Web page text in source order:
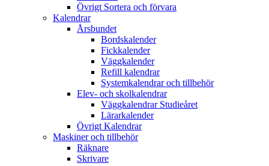
Övrigt Sortera och förvara
Kalendrar
Årsbundet
Bordskalender
Fickkalender
Väggkalender
Refill kalendrar
Systemkalendrar och tillbehör
Elev- och skolkalendrar
Väggkalendrar Studieåret
Lärarkalender
Övrigt Kalendrar
Maskiner och tillbehör
Räknare
Skrivare